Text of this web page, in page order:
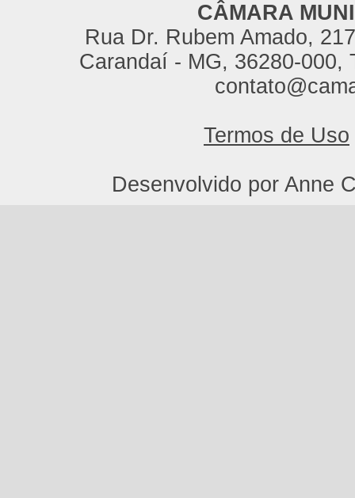
CÂMARA
Rua Dr. Rubem Amado,
Carandaí - MG, 36280-000,
Termos de Uso
Desenvolvido por Anne